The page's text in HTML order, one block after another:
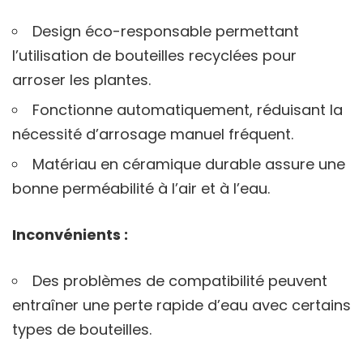
Design éco-responsable permettant
l’utilisation de bouteilles recyclées pour
arroser les plantes.
Fonctionne automatiquement, réduisant la
nécessité d’arrosage manuel fréquent.
Matériau en céramique durable assure une
bonne perméabilité à l’air et à l’eau.
Inconvénients :
Des problèmes de compatibilité peuvent
entraîner une perte rapide d’eau avec certains
types de bouteilles.